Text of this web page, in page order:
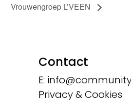
Vrouwengroep L’VEEN
Contact
E:
Privacy & Cookies